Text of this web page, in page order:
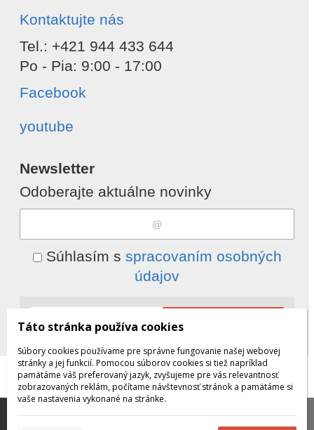
Kontaktujte nás
Tel.: +421 944 433 644
Po - Pia: 9:00 - 17:00
Facebook
youtube
Newsletter
Odoberajte aktuálne novinky
Súhlasím s spracovaním osobných
údajov
© 2026 WEXBO |www.wexbo.com
pomáhajú poskytovať služby. Používaním našich služieb
Táto stránka používa cookies
Súbory cookies používame pre správne fungovanie našej webovej
stránky a jej funkcií. Pomocou súborov cookies si tiež napríklad
pamätáme váš preferovaný jazyk, zvyšujeme pre vás relevantnosť
zobrazovaných reklám, počítame návštevnosť stránok a pamätáme si
vaše nastavenia vykonané na stránke.